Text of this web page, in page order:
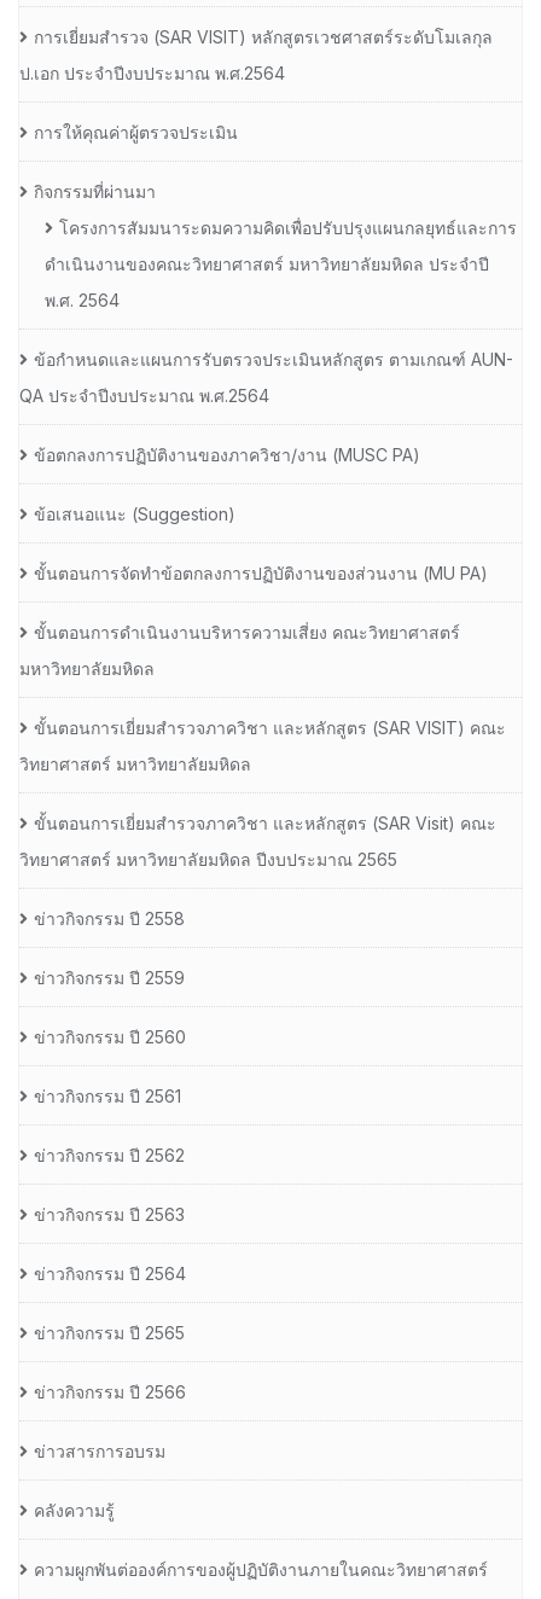
การเยี่ยมสํารวจ (SAR VISIT) หลักสูตรเวชศาสตร์ระดับโมเลกุล
ป.เอก ประจําปีงบประมาณ พ.ศ.2564
การให้คุณค่าผู้ตรวจประเมิน
กิจกรรมที่ผ่านมา
โครงการสัมมนาระดมความคิดเพื่อปรับปรุงแผนกลยุทธ์และการ
ดำเนินงานของคณะวิทยาศาสตร์ มหาวิทยาลัยมหิดล ประจำปี
พ.ศ. 2564
ข้อกำหนดและแผนการรับตรวจประเมินหลักสูตร ตามเกณฑ์ AUN-
QA ประจำปีงบประมาณ พ.ศ.2564
ข้อตกลงการปฏิบัติงานของภาควิชา/งาน (MUSC PA)
ข้อเสนอแนะ (Suggestion)
ขั้นตอนการจัดทำข้อตกลงการปฏิบัติงานของส่วนงาน (MU PA)
ขั้นตอนการดำเนินงานบริหารความเสี่ยง คณะวิทยาศาสตร์
มหาวิทยาลัยมหิดล
ขั้นตอนการเยี่ยมสำรวจภาควิชา และหลักสูตร (SAR VISIT) คณะ
วิทยาศาสตร์ มหาวิทยาลัยมหิดล
ขั้นตอนการเยี่ยมสำรวจภาควิชา และหลักสูตร (SAR Visit) คณะ
วิทยาศาสตร์ มหาวิทยาลัยมหิดล ปีงบประมาณ 2565
ข่าวกิจกรรม ปี 2558
ข่าวกิจกรรม ปี 2559
ข่าวกิจกรรม ปี 2560
ข่าวกิจกรรม ปี 2561
ข่าวกิจกรรม ปี 2562
ข่าวกิจกรรม ปี 2563
ข่าวกิจกรรม ปี 2564
ข่าวกิจกรรม ปี 2565
ข่าวกิจกรรม ปี 2566
ข่าวสารการอบรม
คลังความรู้
ความผูกพันต่อองค์การของผู้ปฏิบัติงานภายในคณะวิทยาศาสตร์